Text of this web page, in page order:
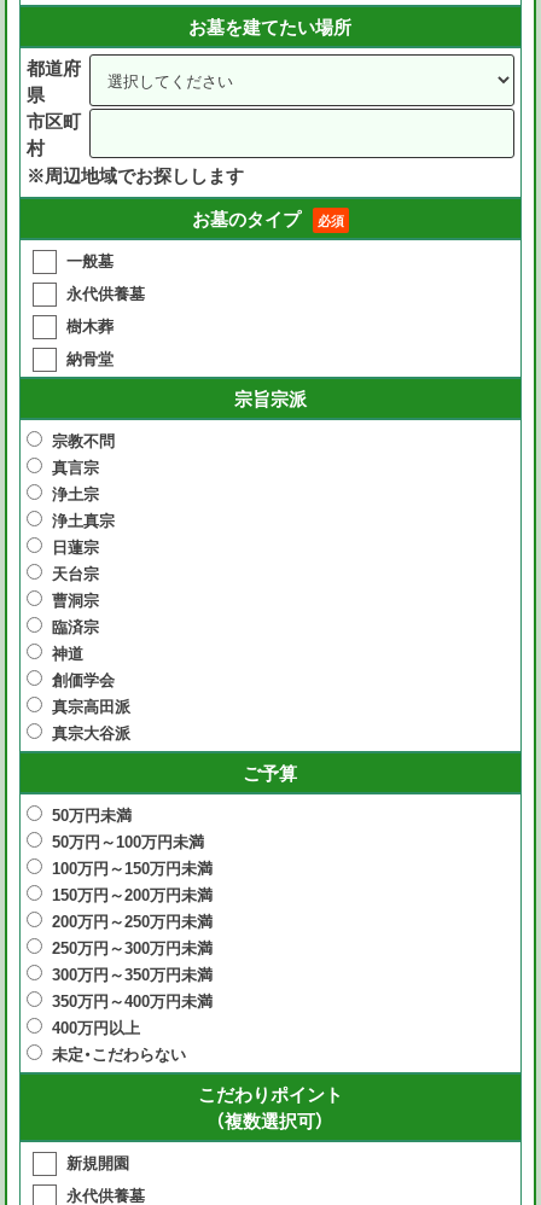
お墓を建てたい場所
都道府
県
市区町
村
※周辺地域でお探しします
お墓のタイプ
必須
一般墓
永代供養墓
樹木葬
納骨堂
宗旨宗派
宗教不問
真言宗
浄土宗
浄土真宗
日蓮宗
天台宗
曹洞宗
臨済宗
神道
創価学会
真宗高田派
真宗大谷派
ご予算
50万円未満
50万円～100万円未満
100万円～150万円未満
150万円～200万円未満
200万円～250万円未満
250万円～300万円未満
300万円～350万円未満
350万円～400万円未満
400万円以上
未定・こだわらない
こだわりポイント
（複数選択可）
新規開園
永代供養墓